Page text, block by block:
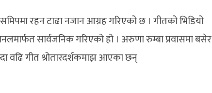
रहन टाढा नजान आग्रह गरिएको छ । गीतको भिडियो
सार्वजनिक गरिएको हो । अरुणा रुम्बा प्रवासमा बसेर
वढि गीत श्रोतारदर्शकमाझ आएका छन्